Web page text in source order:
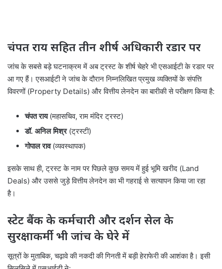
चंपत राय सहित तीन शीर्ष अधिकारी रडार पर
जांच के सबसे बड़े घटनाक्रम में अब ट्रस्ट के शीर्ष चेहरे भी एसआईटी के रडार पर
आ गए हैं। एसआईटी ने जांच के दौरान निम्नलिखित प्रमुख व्यक्तियों के संपत्ति
विवरणों (Property Details) और वित्तीय लेनदेन का बारीकी से परीक्षण किया है:
चंपत राय(महासचिव, राम मंदिर ट्रस्ट)
डॉ. अनिल मिश्र(ट्रस्टी)
गोपाल राव(व्यवस्थापक)
इसके साथ ही, ट्रस्ट के नाम पर पिछले कुछ समय में हुई भूमि खरीद (Land
Deals) और उससे जुड़े वित्तीय लेनदेन का भी गहराई से सत्यापन किया जा रहा
है।
स्टेट बैंक के कर्मचारी और दर्शन सेल के
सुरक्षाकर्मी भी जांच के घेरे में
सूत्रों के मुताबिक, चढ़ावे की नकदी की गिनती में बड़ी हेराफेरी की आशंका है। इसी